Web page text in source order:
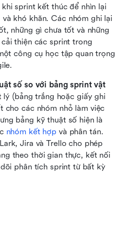
sprint kết thúc để nhìn lại
và khó khăn. Các nhóm ghi lại
những gì chưa tốt và những
thiện các sprint trong
công cụ học tập quan trọng
số so với bảng sprint vật
lý (bảng trắng hoặc giấy ghi
cho các nhóm nhỏ làm việc
bảng kỹ thuật số hiện là
nhóm kết hợp và phân tán.
Jira và Trello cho phép
theo thời gian thực, kết nối
phân tích sprint từ bất kỳ